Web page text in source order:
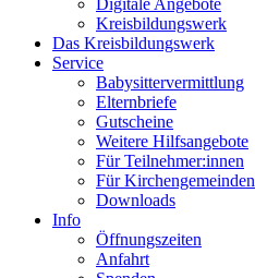
Digitale Angebote
Kreisbildungswerk
Das Kreisbildungswerk
Service
Babysittervermittlung
Elternbriefe
Gutscheine
Weitere Hilfsangebote
Für Teilnehmer:innen
Für Kirchengemeinden
Downloads
Info
Öffnungszeiten
Anfahrt